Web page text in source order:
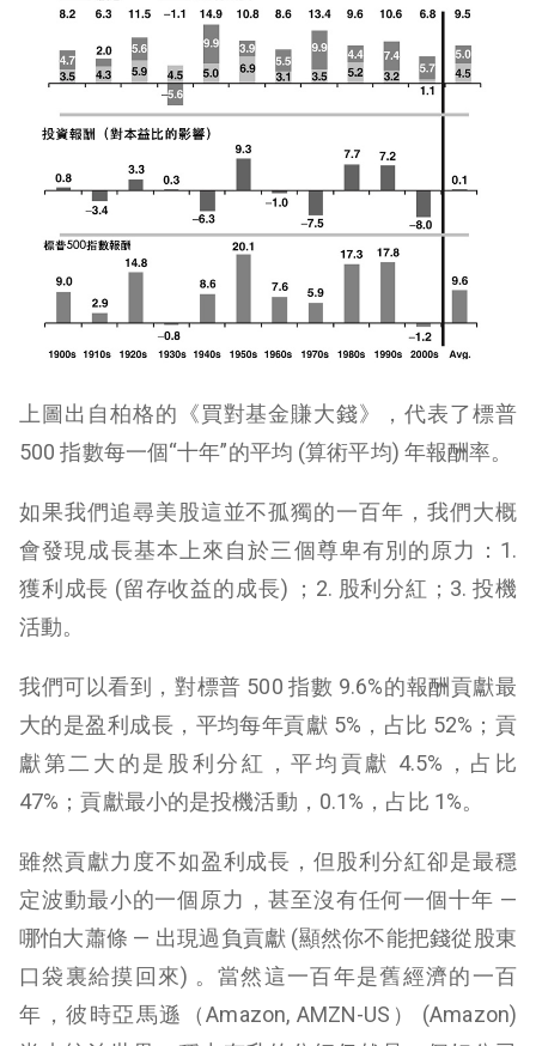
上圖出自柏格的 《買對基金賺大錢》
，代表了標普
500 指數每一個“十年”的平均 (算術平均) 年報酬率。
如果我們追尋美股這並不孤獨的一百年，我們大概
會發現成長基本上來自於三個尊卑有別的原力：1.
獲利成長 (留存收益的成長) ；2. 股利分紅；3. 投機
活動。
我們可以看到，對標普 500 指數 9.6%的報酬貢獻最
大的是盈利成長，平均每年貢獻 5%，占比 52%；貢
獻第二大的是股利分紅，平均貢獻 4.5%，占比
47%；貢獻最小的是投機活動，0.1%，占比 1%。
雖然貢獻力度不如盈利成長，但股利分紅卻是最穩
定波動最小的一個原力，甚至沒有任何一個十年 —
哪怕大蕭條 — 出現過負貢獻 (顯然你不能把錢從股東
口袋裏給摸回來) 。當然這一百年是舊經濟的一百
年，彼時亞馬遜（Amazon, AMZN-US） (Amazon)